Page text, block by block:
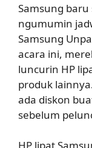
Samsung baru
ngumumin
Samsung
acara ini,
luncurin HP
produk
ada diskon
sebelum